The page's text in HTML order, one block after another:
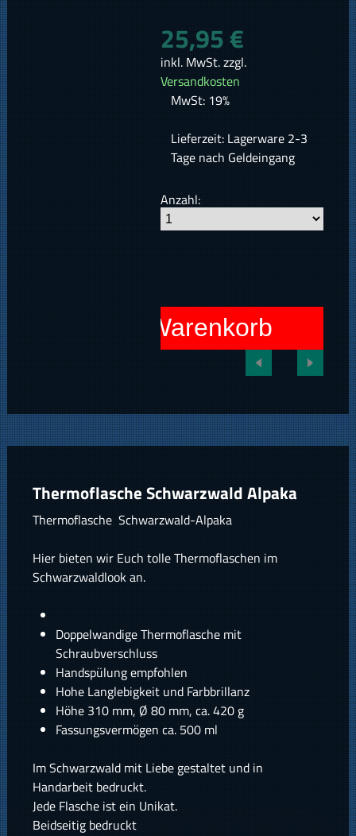
25,95 €
inkl. MwSt. zzgl.
Versandkosten
MwSt: 19%
Lieferzeit: Lagerware 2-3
Tage nach Geldeingang
Anzahl:
In den Warenkorb
Thermoflasche Schwarzwald Alpaka
Thermoflasche Schwarzwald-Alpaka
Hier bieten wir Euch tolle Thermoflaschen im
Schwarzwaldlook an.
Doppelwandige Thermoflasche mit
Schraubverschluss
Handspülung empfohlen
Hohe Langlebigkeit und Farbbrillanz
Höhe 310 mm, Ø 80 mm, ca. 420 g
Fassungsvermögen ca. 500 ml
Im Schwarzwald mit Liebe gestaltet und in
Handarbeit bedruckt.
Jede Flasche ist ein Unikat.
Beidseitig bedruckt